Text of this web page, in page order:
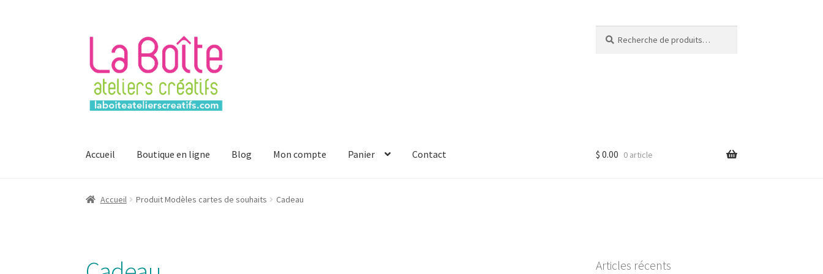
la
navigation
contenu
pour :
Accueil Boutique en ligne Blog Mon compte Panier Contact
Accueil Account Login Password Reset Register Solde de la carte-cadeau
$ 0.00 0 article
Accueil Produit Modèles cartes de souhaits Cadeau
Articles récents